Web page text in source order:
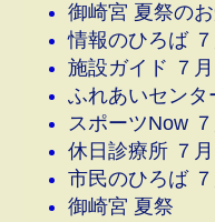
御崎宮 夏祭の
情報のひろば ７
施設ガイド ７月
ふれあいセンタ
スポーツNow ７
休日診療所 ７月
市民のひろば ７
御崎宮 夏祭